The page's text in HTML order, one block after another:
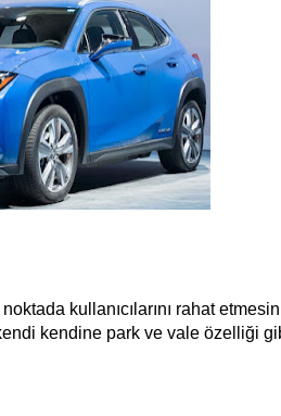
kullanıcılarını rahat
kendine park ve vale özelliği